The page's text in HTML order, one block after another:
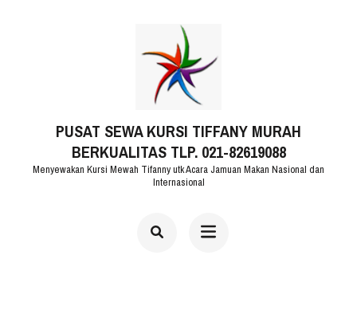
PUSAT SEWA KURSI TIFFANY MURAH
BERKUALITAS TLP. 021-82619088
Menyewakan Kursi Mewah Tifanny utk Acara Jamuan Makan Nasional dan
Internasional